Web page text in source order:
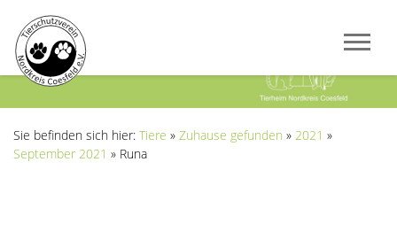
Sie befinden sich hier: Tiere » Zuhause gefunden » 2021 »
September 2021 » Runa